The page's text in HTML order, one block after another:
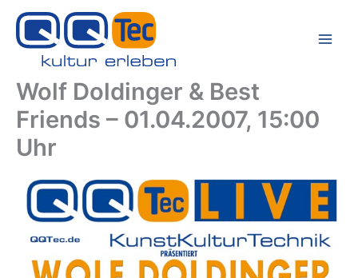
Inhalt
springen
Wolf Doldinger & Best
Friends – 01.04.2007, 15:00
Uhr